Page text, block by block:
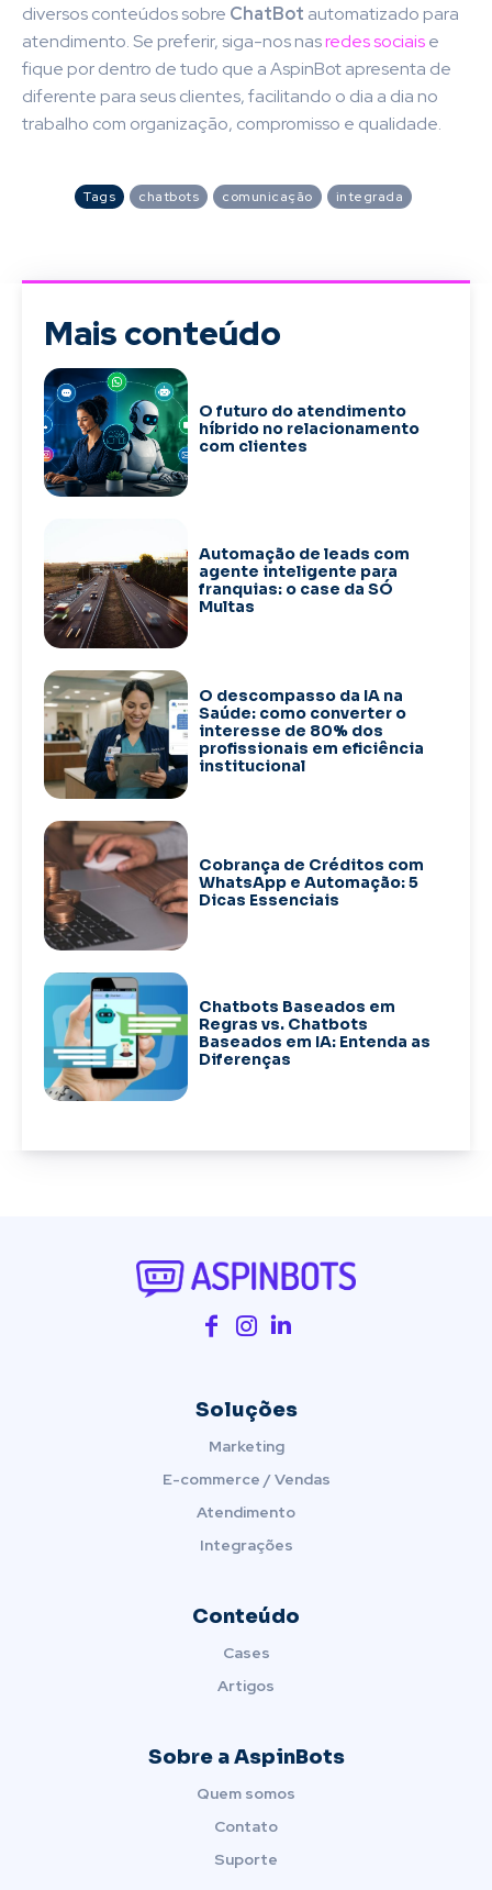
diversos conteúdos sobre ChatBot automatizado para
atendimento. Se preferir, siga-nos nasredes sociaise
fique por dentro de tudo que a AspinBot apresenta de
diferente para seus clientes, facilitando o dia a dia no
trabalho com organização, compromisso e qualidade.
Tags chatbots comunicação integrada
Mais conteúdo
O futuro do atendimento
híbrido no relacionamento
com clientes
Automação de leads com
agente inteligente para
franquias: o case da SÓ
Multas
O descompasso da IA na
Saúde: como converter o
interesse de 80% dos
profissionais em eficiência
institucional
Cobrança de Créditos com
WhatsApp e Automação: 5
Dicas Essenciais
Chatbots Baseados em
Regras vs. Chatbots
Baseados em IA: Entenda as
Diferenças
Soluções
Marketing
E-commerce / Vendas
Atendimento
Integrações
Conteúdo
Cases
Artigos
Sobre a AspinBots
Quem somos
Contato
Suporte